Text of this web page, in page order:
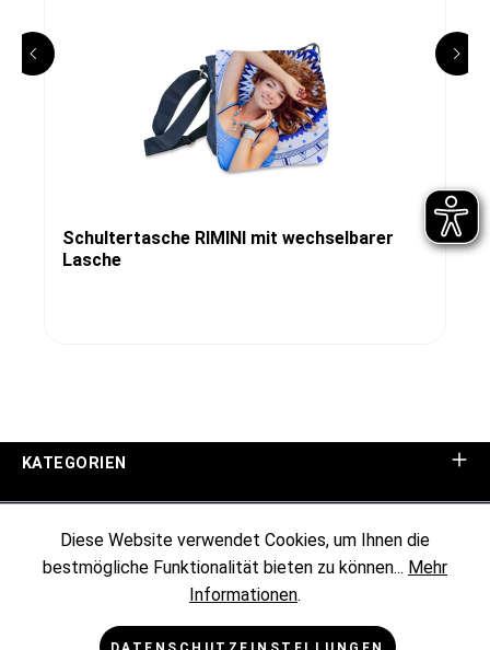
Schultertasche RIMINI mit wechselbarer
Lasche
KATEGORIEN
KUNDENINFORMATIONEN
RECHTLICHES
Diese Website verwendet Cookies, um Ihnen die
bestmögliche Funktionalität bieten zu können... Mehr
Informationen.